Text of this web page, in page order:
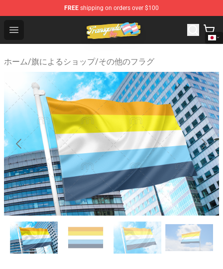
FREE shipping on orders over $100
Open menu
Transgender Flag Store - The Best Transgender Flag
ホーム/旗によるショップ/その他のフラグ